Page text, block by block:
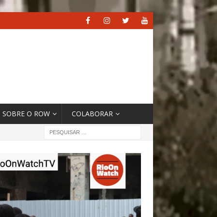
SOBRE O ROW COLABORAR